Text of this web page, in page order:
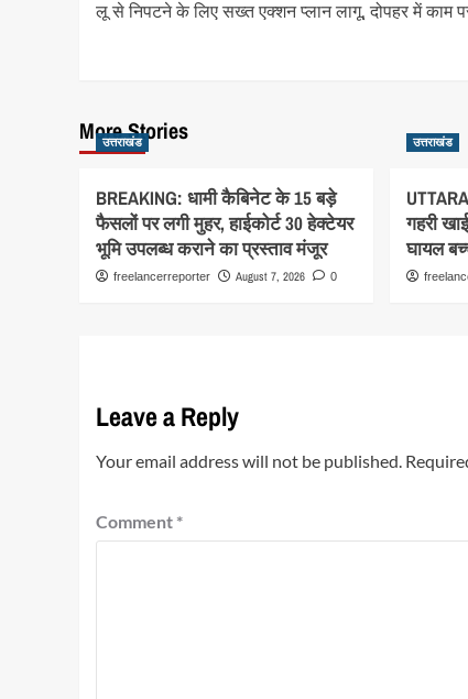
navigation
लू से निपटने के लिए सख्त एक्शन प्लान लागू, दोपहर में काम
More Stories
उत्तराखंड
BREAKING: धामी कैबिनेट के 15 बड़े
फैसलों पर लगी मुहर, हाईकोर्ट 30 हेक्टेयर
भूमि उपलब्ध कराने का प्रस्ताव मंजूर
freelancerreporter August 7, 2026 0
उत्तराखंड
गहरी
घायल
Leave a Reply
Your email address will not be published.
Comment *